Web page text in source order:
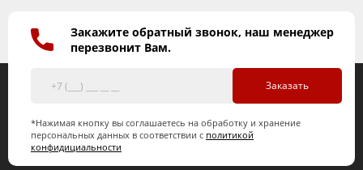
Закажите обратный звонок, наш менеджер
перезвонит Вам.
Заказать
*Нажимая кнопку вы соглашаетесь на обработку и хранение
персональных данных в соответствии с политикой
конфидициальности